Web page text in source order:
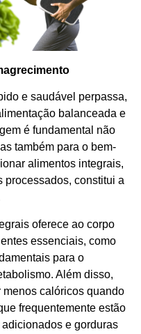
e saudável perpassa,
balanceada e
é fundamental não
também para o bem-
alimentos integrais,
processados, constitui a
oferece ao corpo
essenciais, como
para o
Além disso,
calóricos quando
frequentemente estão
e gorduras